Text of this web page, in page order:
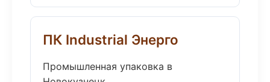
ПК Industrial Энерго
Промышленная упаковка в